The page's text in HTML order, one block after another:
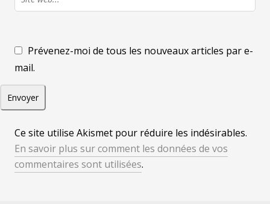
Prévenez-moi de tous les nouveaux articles par e-
mail.
Ce site utilise Akismet pour réduire les indésirables.
En savoir plus sur comment les données de vos
commentaires sont utilisées.